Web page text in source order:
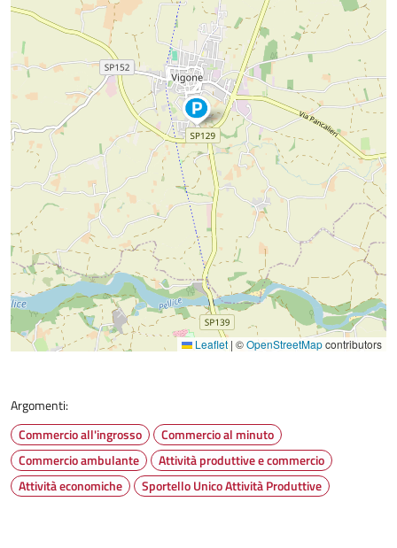
Leaflet | ©OpenStreetMapcontributors
Argomenti:
Commercio all'ingrosso
Commercio al minuto
Commercio ambulante
Attività produttive e commercio
Attività economiche
Sportello Unico Attività Produttive